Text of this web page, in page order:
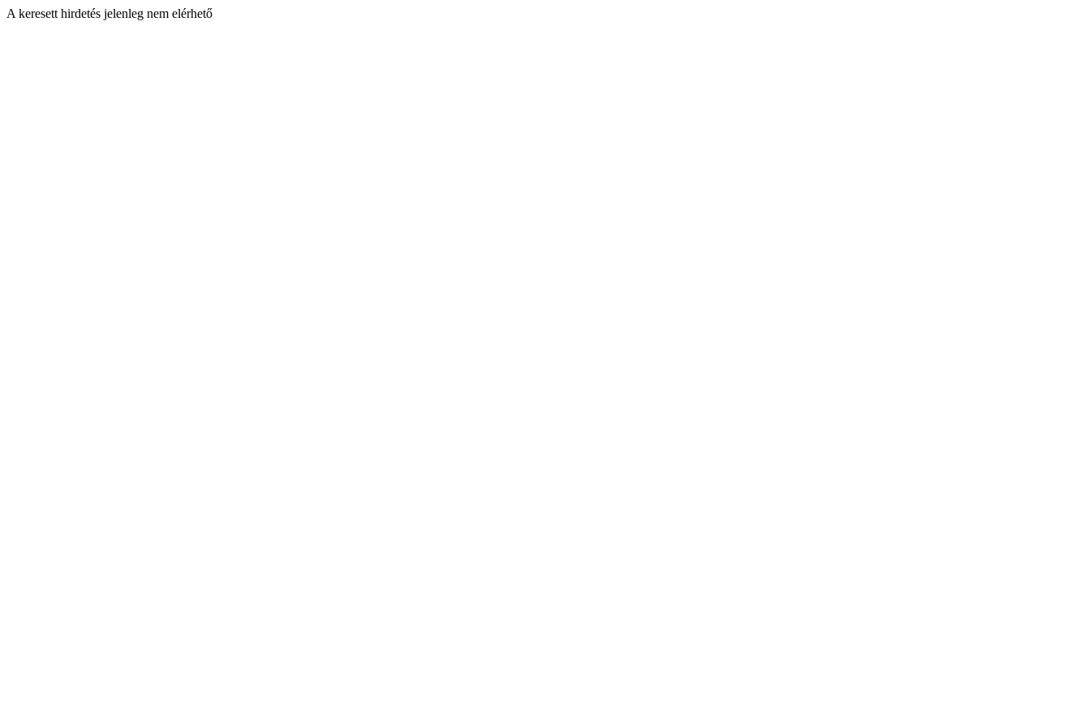
A keresett hirdetés jelenleg nem elérhető